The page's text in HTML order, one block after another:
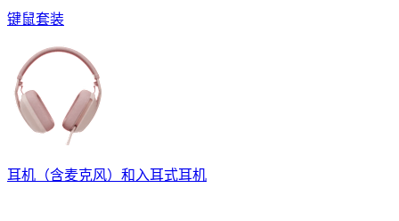
键鼠套装
耳机（含麦克风）和入耳式耳机